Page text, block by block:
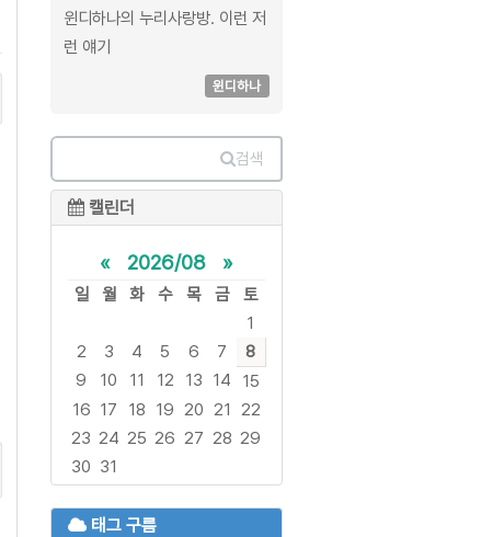
윈디하나의 누리사랑방. 이런 저
런 얘기
윈디하나
검색
캘린더
« 2026/08 »
일 월 화 수 목 금
토
1
2
3 4 5 6 7
8
9
10 11 12 13 14
15
16 17 18 19 20 21
22
23 24 25 26 27 28 29
30 31
태그 구름